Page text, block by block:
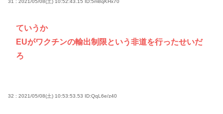
31 : 2021/05/08(土) 10:52:43.15 ID:5m8qKHx70
ていうか
EUがワクチンの輸出制限という非道を行ったせいだ
ろ
32 : 2021/05/08(土) 10:53:53.53 ID:QqL6e/z40